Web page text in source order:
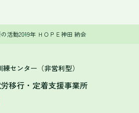
活動2019年 ＨＯＰＥ神田 納会
センター（非営利型）
移行・定着支援事業所